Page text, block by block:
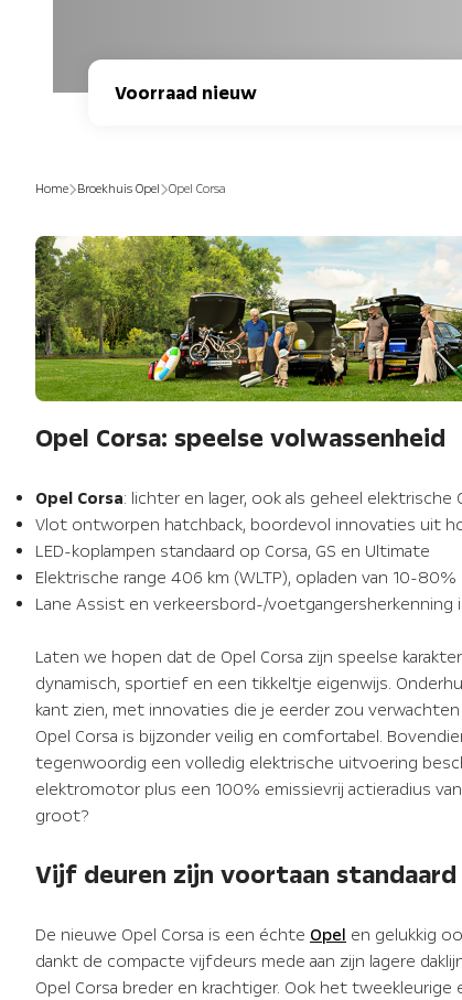
Voorraad nieuw
Home Broekhuis Opel Opel Corsa
Opel Corsa: speelse volwassenheid
Opel Corsa: lichter en lager, ook als geheel elektrische
Vlot ontworpen hatchback, boordevol innovaties uit
LED-koplampen standaard op Corsa, GS en Ultimate
Elektrische range 406 km (WLTP), opladen van 10-
Lane Assist en verkeersbord-/voetgangersherkenning
Laten we hopen dat de Opel Corsa zijn speelse
dynamisch, sportief en een tikkeltje eigenwijs.
kant zien, met innovaties die je eerder zou
Opel Corsa is bijzonder veilig en comfortabel.
tegenwoordig een volledig elektrische uitvoering
elektromotor plus een 100% emissievrij actieradius
groot?
Vijf deuren zijn voortaan standaard
De nieuwe Opel Corsa is een échte Opel en gelukkig
dankt de compacte vijfdeurs mede aan zijn lagere
Opel Corsa breder en krachtiger. Ook het